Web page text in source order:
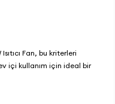
Fan, bu kriterleri
içi kullanım için ideal bir